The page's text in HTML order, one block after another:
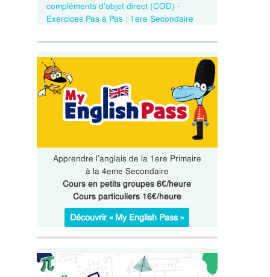
compléments d’objet direct (COD) -
Exercices Pas à Pas : 1ere Secondaire
Apprendre l’anglais de la 1ere Primaire
à la 4eme Secondaire
Cours en petits groupes 6€/heure
Cours particuliers 16€/heure
Découvrir « My English Pass »